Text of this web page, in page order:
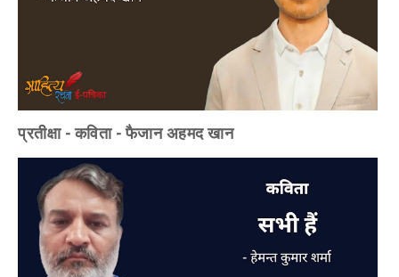
प्रतीक्षा - कविता - फैजान अहमद खान